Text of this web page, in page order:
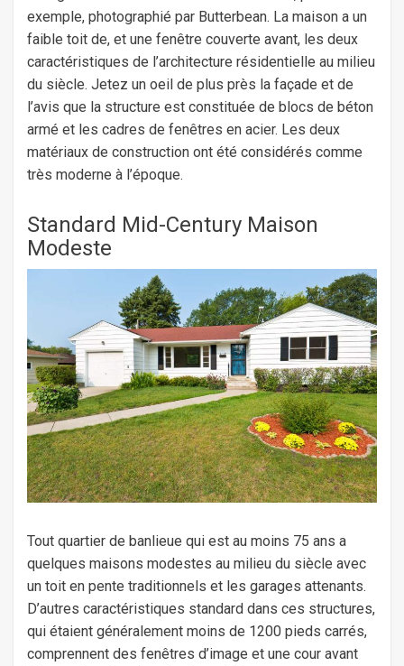
exemple, photographié par Butterbean. La maison a un
faible toit de, et une fenêtre couverte avant, les deux
caractéristiques de l’architecture résidentielle au milieu
du siècle. Jetez un oeil de plus près la façade et de
l’avis que la structure est constituée de blocs de béton
armé et les cadres de fenêtres en acier. Les deux
matériaux de construction ont été considérés comme
très moderne à l’époque.
Standard Mid-Century Maison
Modeste
Tout quartier de banlieue qui est au moins 75 ans a
quelques maisons modestes au milieu du siècle avec
un toit en pente traditionnels et les garages attenants.
D’autres caractéristiques standard dans ces structures,
qui étaient généralement moins de 1200 pieds carrés,
comprennent des fenêtres d’image et une cour avant